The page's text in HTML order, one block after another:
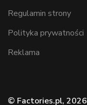
Regulamin strony
Polityka prywatności
Reklama
© Factories.pl, 2026